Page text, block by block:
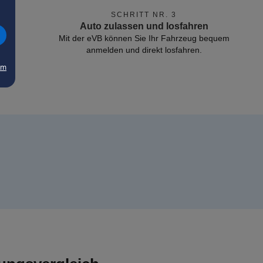
SCHRITT NR. 3
Auto zulassen und losfahren
Mit der eVB können Sie Ihr Fahrzeug bequem
anmelden und direkt losfahren.